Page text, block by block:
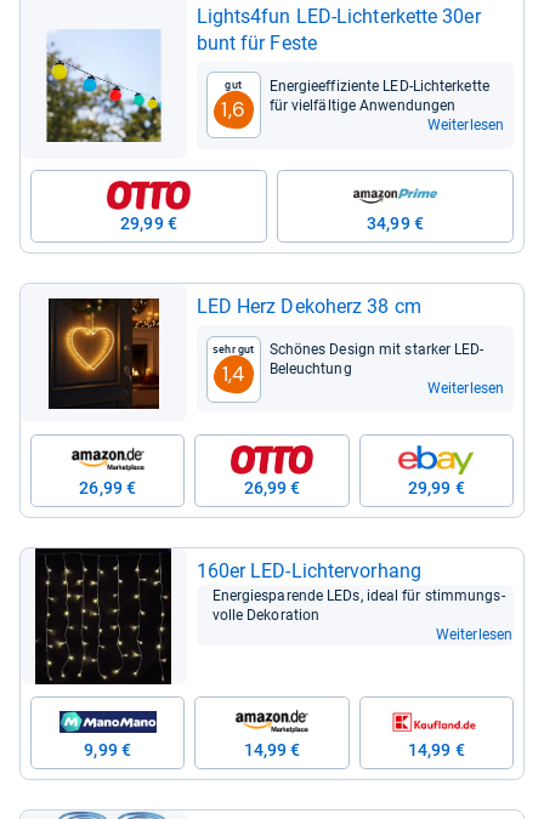
Lights4fun LED-​Lich­ter­kette 30er
bunt für Feste
Gut
1,6
Ener­gie­ef­fi­zi­ente LED-​Lich­ter­kette
für viel­fäl­tige Anwen­dun­gen
Weiterlesen
29,99 € 34,99 €
LED Herz Deko­herz 38 cm
Sehr gut
1,4
Schö­nes Design mit star­ker LED-​
Beleuch­tung
Weiterlesen
26,99 € 26,99 € 29,99 €
160er LED-​Lich­ter­vor­hang
Ener­gie­spa­rende LEDs, ideal für stim­mungs­
volle Deko­ra­tion
Weiterlesen
9,99 € 14,99 € 14,99 €